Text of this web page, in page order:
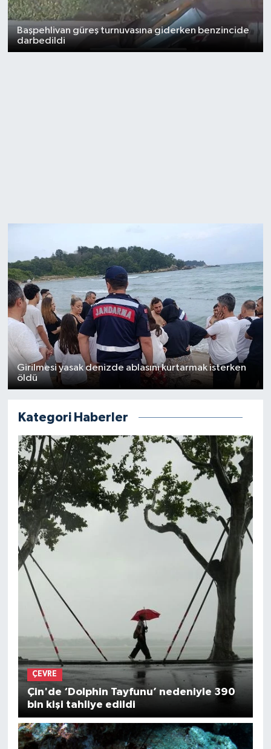
Başpehlivan güreş turnuvasına giderken benzincide
darbedildi
Girilmesi yasak denizde ablasını kurtarmak isterken
öldü
Kategori Haberler
ÇEVRE
Çin'de ‘Dolphin Tayfunu’ nedeniyle 390
bin kişi tahliye edildi